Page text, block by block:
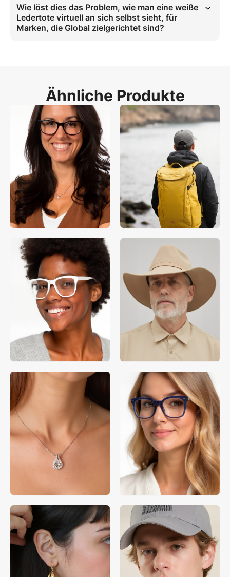
virtuelle Handtaschenanprobe für Ledertaschen, um klare Linien zu
zeigen. Dies skaliert die elegante und sophistizierte Vibes für Tote-
Handtaschen-Conversions.
Wie löst dies das Problem, wie man eine weiße
Ledertote virtuell an sich selbst sieht, für
Marken, die Global zielgerichtet sind?
Ähnliche Produkte